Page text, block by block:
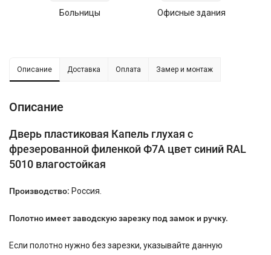
Больницы Офисные здания
Описание Доставка Оплата Замер и монтаж
Описание
Дверь пластиковая Капель глухая с
фрезерованной филенкой Ф7А цвет синий RAL
5010 влагостойкая
Производство: Россия.
Полотно имеет заводскую зарезку под замок и ручку.
Если полотно нужно без зарезки, указывайте данную